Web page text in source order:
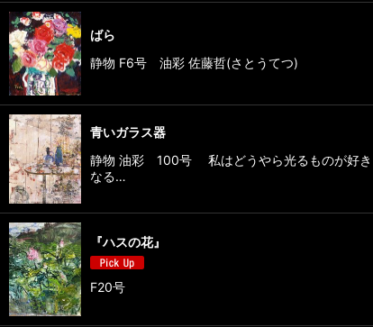
ばら
静物 F6号 油彩 佐藤哲(さとうてつ)
青いガラス器
静物 油彩 100号 私はどうやら光るものが好き
なる…
『ハスの花』
F20号